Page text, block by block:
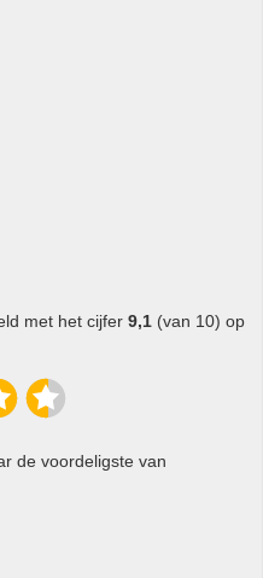
met het cijfer 9,1 (van 10) op
de voordeligste van